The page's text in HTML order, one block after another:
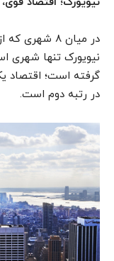
در میان ۸
گرفته است؛ اقتصاد
در رتبه دوم است.